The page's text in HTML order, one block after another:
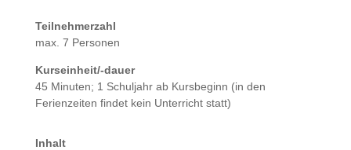
Teilnehmerzahl
max. 7 Personen
Kurseinheit/-dauer
45 Minuten; 1 Schuljahr ab Kursbeginn (in den
Ferienzeiten findet kein Unterricht statt)
Inhalt